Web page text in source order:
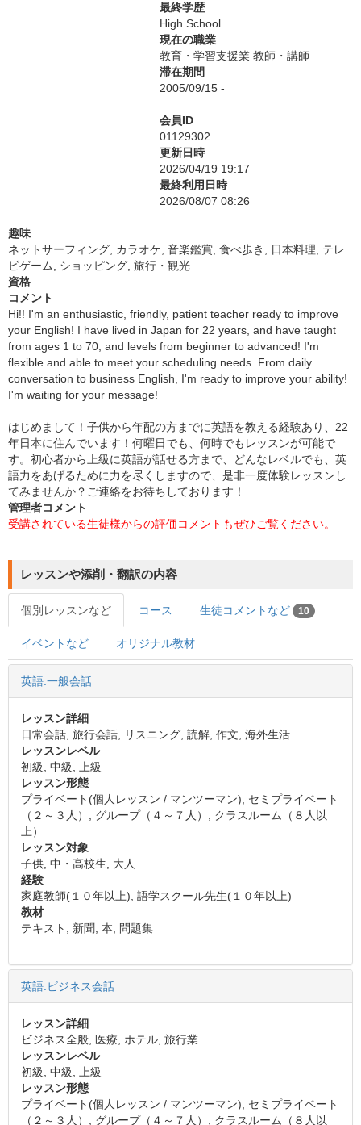
最終学歴
High School
現在の職業
教育・学習支援業 教師・講師
滞在期間
2005/09/15 -
会員ID
01129302
更新日時
2026/04/19 19:17
最終利用日時
2026/08/07 08:26
趣味
ネットサーフィング, カラオケ, 音楽鑑賞, 食べ歩き, 日本料理, テレ
ビゲーム, ショッピング, 旅行・観光
資格
コメント
Hi!! I'm an enthusiastic, friendly, patient teacher ready to improve
your English! I have lived in Japan for 22 years, and have taught
from ages 1 to 70, and levels from beginner to advanced! I'm
flexible and able to meet your scheduling needs. From daily
conversation to business English, I'm ready to improve your ability!
I'm waiting for your message!
はじめまして！子供から年配の方までに英語を教える経験あり、22
年日本に住んでいます！何曜日でも、何時でもレッスンが可能で
す。初心者から上級に英語が話せる方まで、どんなレベルでも、英
語力をあげるために力を尽くしますので、是非一度体験レッスンし
てみませんか？ご連絡をお待ちしております！
管理者コメント
受講されている生徒様からの評価コメントもぜひご覧ください。
レッスンや添削・翻訳の内容
個別レッスンなど コース 生徒コメントなど 10
イベントなど オリジナル教材
英語:一般会話
レッスン詳細
日常会話, 旅行会話, リスニング, 読解, 作文, 海外生活
レッスンレベル
初級, 中級, 上級
レッスン形態
プライベート(個人レッスン / マンツーマン), セミプライベート
（２～３人）, グループ（４～７人）, クラスルーム（８人以
上）
レッスン対象
子供, 中・高校生, 大人
経験
家庭教師(１０年以上), 語学スクール先生(１０年以上)
教材
テキスト, 新聞, 本, 問題集
英語:ビジネス会話
レッスン詳細
ビジネス全般, 医療, ホテル, 旅行業
レッスンレベル
初級, 中級, 上級
レッスン形態
プライベート(個人レッスン / マンツーマン), セミプライベート
（２～３人）, グループ（４～７人）, クラスルーム（８人以